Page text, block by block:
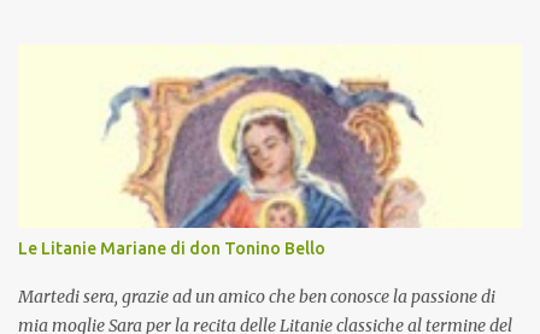
Le Litanie Mariane di don Tonino Bello
Martedi sera, grazie ad un amico che ben conosce la passione di
mia moglie Sara per la recita delle Litanie classiche al termine del